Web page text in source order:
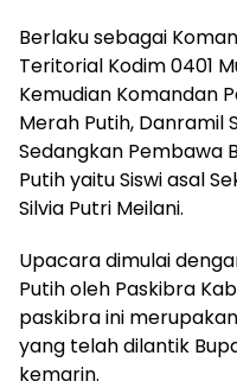
Berlaku sebagai
Teritorial Kodim 0401
Kemudian Komandan
Merah Putih, Danramil
Sedangkan Pembawa
Putih yaitu Siswi asal
Silvia Putri Meilani.
Upacara dimulai
Putih oleh Paskibra
paskibra ini
yang telah dilantik
kemarin.